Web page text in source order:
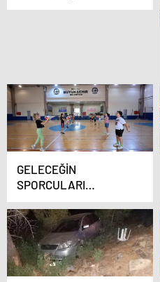
BAŞARIYA ULAŞMA
GELECEĞİN
SPORCULARI
YETİŞİYOR